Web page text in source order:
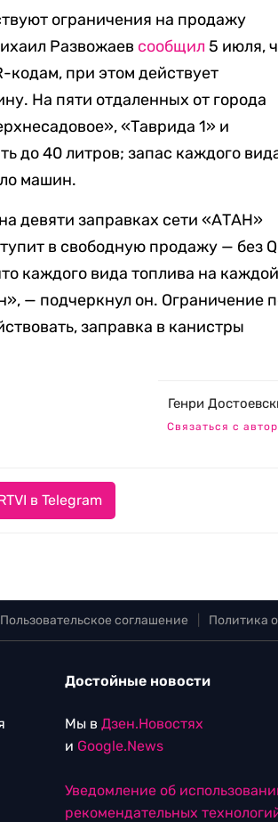
ограничения на продажу
Развожаев сообщил 5 июля,
кодам, при этом действует
На пяти отдаленных от города
«Таврида 1» и
до 40 литров; запас каждого
машин.
девяти заправках сети «АТАН»
в свободную продажу — без
каждого вида топлива на
— подчеркнул он. Ограничение
заправка в канистры
Генри
Связаться с
в Telegram
Пользовательское соглашение Политика
Достойные новости
Мы в Дзен.Новостях
и Google.News
Уведомление об
рекомендательных